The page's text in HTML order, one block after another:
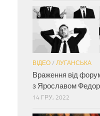
ВІДЕО / ЛУГАНСЬКА
Враження від
з Ярославом
14 ГРУ, 2022